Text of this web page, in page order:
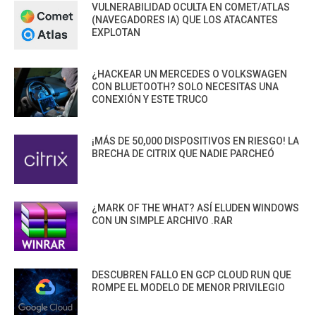
VULNERABILIDAD OCULTA EN COMET/ATLAS
(NAVEGADORES IA) QUE LOS ATACANTES
EXPLOTAN
¿HACKEAR UN MERCEDES O VOLKSWAGEN
CON BLUETOOTH? SOLO NECESITAS UNA
CONEXIÓN Y ESTE TRUCO
¡MÁS DE 50,000 DISPOSITIVOS EN RIESGO! LA
BRECHA DE CITRIX QUE NADIE PARCHEÓ
¿MARK OF THE WHAT? ASÍ ELUDEN WINDOWS
CON UN SIMPLE ARCHIVO .RAR
DESCUBREN FALLO EN GCP CLOUD RUN QUE
ROMPE EL MODELO DE MENOR PRIVILEGIO